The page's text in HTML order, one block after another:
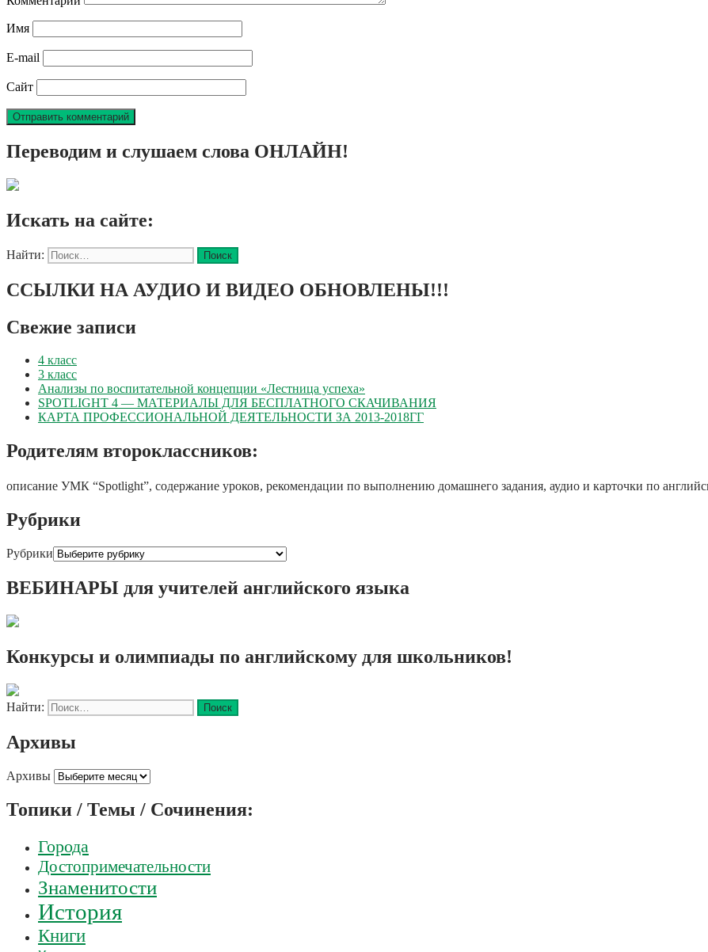
Имя
E-mail
Сайт
Переводим и слушаем слова ОНЛАЙН!
Искать на сайте:
Найти:
ССЫЛКИ НА АУДИО И ВИДЕО ОБНОВЛЕНЫ!!!
Свежие записи
4 класс
3 класс
Анализы по воспитательной концепции «Лестница успеха»
SPOTLIGHT 4 — МАТЕРИАЛЫ ДЛЯ БЕСПЛАТНОГО СКАЧИВАНИЯ
КАРТА ПРОФЕССИОНАЛЬНОЙ ДЕЯТЕЛЬНОСТИ ЗА 2013-2018ГГ
Родителям второклассников:
описание УМК “Spotlight”, содержание уроков, рекомендации по выполнению домашнего задания, аудио и карточки по
Рубрики
Рубрики
ВЕБИНАРЫ для учителей английского языка
Конкурсы и олимпиады по английскому для школьников!
Найти:
Архивы
Архивы
Топики / Темы / Сочинения:
Города
Достопримечательности
Знаменитости
История
Книги